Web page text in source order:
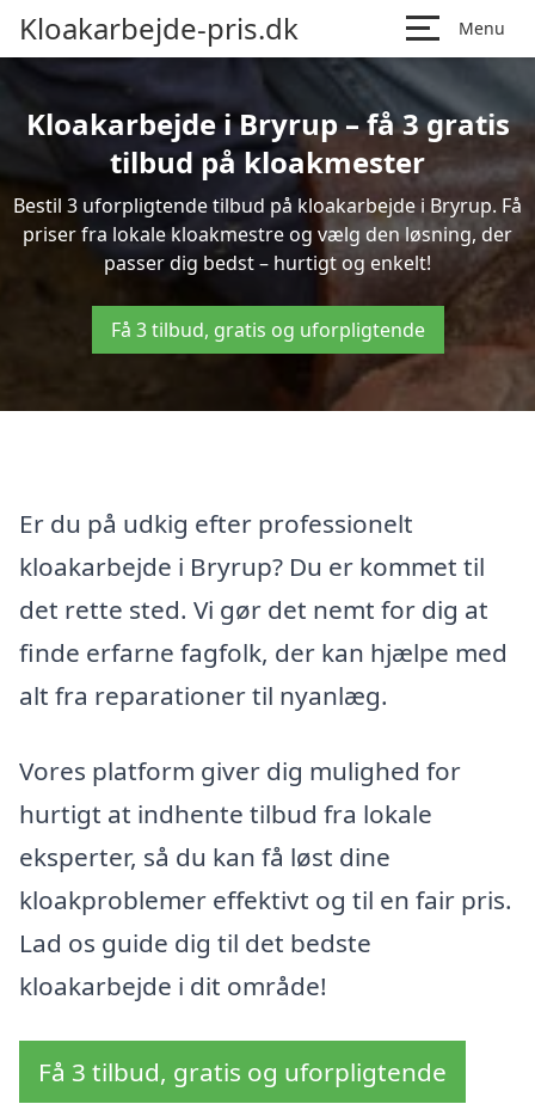
Kloakarbejde-pris.dk Menu
Kloakarbejde i Bryrup – få 3 gratis
tilbud på kloakmester
Bestil 3 uforpligtende tilbud på kloakarbejde i Bryrup. Få
priser fra lokale kloakmestre og vælg den løsning, der
passer dig bedst – hurtigt og enkelt!
Få 3 tilbud, gratis og uforpligtende
Er du på udkig efter professionelt
kloakarbejde i Bryrup? Du er kommet til
det rette sted. Vi gør det nemt for dig at
finde erfarne fagfolk, der kan hjælpe med
alt fra reparationer til nyanlæg.
Vores platform giver dig mulighed for
hurtigt at indhente tilbud fra lokale
eksperter, så du kan få løst dine
kloakproblemer effektivt og til en fair pris.
Lad os guide dig til det bedste
kloakarbejde i dit område!
Få 3 tilbud, gratis og uforpligtende